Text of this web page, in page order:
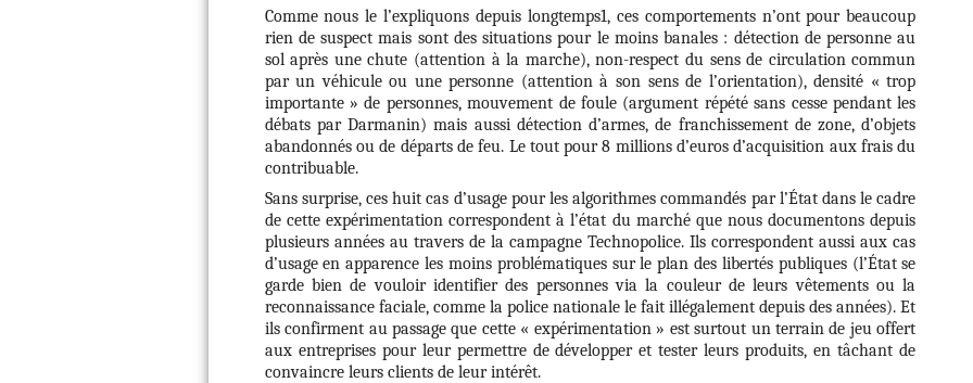
Comme nous le l’expliquons depuis longtemps1, ces comportements n’ont pour beaucoup
rien de suspect mais sont des situations pour le moins banales : détection de personne au
sol après une chute (attention à la marche), non-respect du sens de circulation commun
par un véhicule ou une personne (attention à son sens de l’orientation), densité « trop
importante » de personnes, mouvement de foule (argument répété sans cesse pendant les
débats par Darmanin) mais aussi détection d’armes, de franchissement de zone, d’objets
abandonnés ou de départs de feu. Le tout pour 8 millions d’euros d’acquisition aux frais du
contribuable.
Sans surprise, ces huit cas d’usage pour les algorithmes commandés par l’État dans le cadre
de cette expérimentation correspondent à l’état du marché que nous documentons depuis
plusieurs années au travers de la campagne Technopolice. Ils correspondent aussi aux cas
d’usage en apparence les moins problématiques sur le plan des libertés publiques (l’État se
garde bien de vouloir identifier des personnes via la couleur de leurs vêtements ou la
reconnaissance faciale, comme la police nationale le fait illégalement depuis des années). Et
ils confirment au passage que cette « expérimentation » est surtout un terrain de jeu offert
aux entreprises pour leur permettre de développer et tester leurs produits, en tâchant de
convaincre leurs clients de leur intérêt.